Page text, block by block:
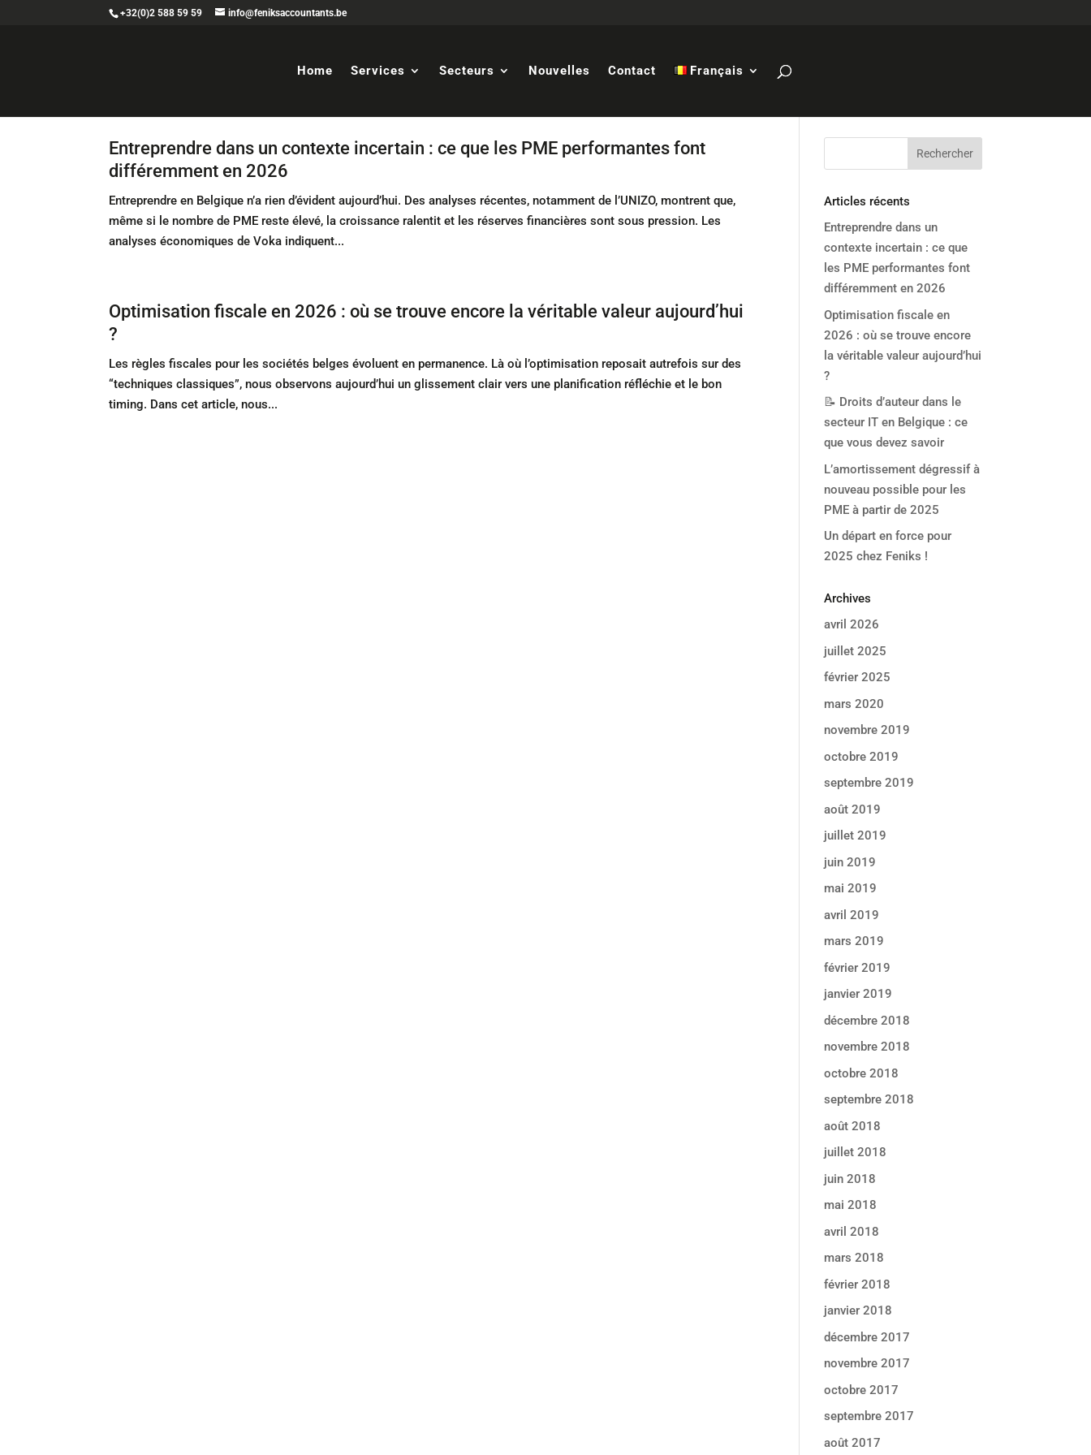
+32(0)2 588 59 59 info@feniksaccountants.be
Home Services Secteurs Nouvelles Contact Français
Entreprendre dans un contexte incertain : ce que les PME performantes font
différemment en 2026
Entreprendre en Belgique n’a rien d’évident aujourd’hui. Des analyses récentes, notamment de l’UNIZO, montrent que,
même si le nombre de PME reste élevé, la croissance ralentit et les réserves financières sont sous pression. Les
analyses économiques de Voka indiquent...
Optimisation fiscale en 2026 : où se trouve encore la véritable valeur aujourd’hui
?
Les règles fiscales pour les sociétés belges évoluent en permanence. Là où l’optimisation reposait autrefois sur des
“techniques classiques”, nous observons aujourd’hui un glissement clair vers une planification réfléchie et le bon
timing. Dans cet article, nous...
Articles récents
Entreprendre dans un
contexte incertain : ce que
les PME performantes font
différemment en 2026
Optimisation fiscale en
2026 : où se trouve encore
la véritable valeur aujourd’hui
?
📝 Droits d’auteur dans le
secteur IT en Belgique : ce
que vous devez savoir
L’amortissement dégressif à
nouveau possible pour les
PME à partir de 2025
Un départ en force pour
2025 chez Feniks !
Archives
avril 2026
juillet 2025
février 2025
mars 2020
novembre 2019
octobre 2019
septembre 2019
août 2019
juillet 2019
juin 2019
mai 2019
avril 2019
mars 2019
février 2019
janvier 2019
décembre 2018
novembre 2018
octobre 2018
septembre 2018
août 2018
juillet 2018
juin 2018
mai 2018
avril 2018
mars 2018
février 2018
janvier 2018
décembre 2017
novembre 2017
octobre 2017
septembre 2017
août 2017